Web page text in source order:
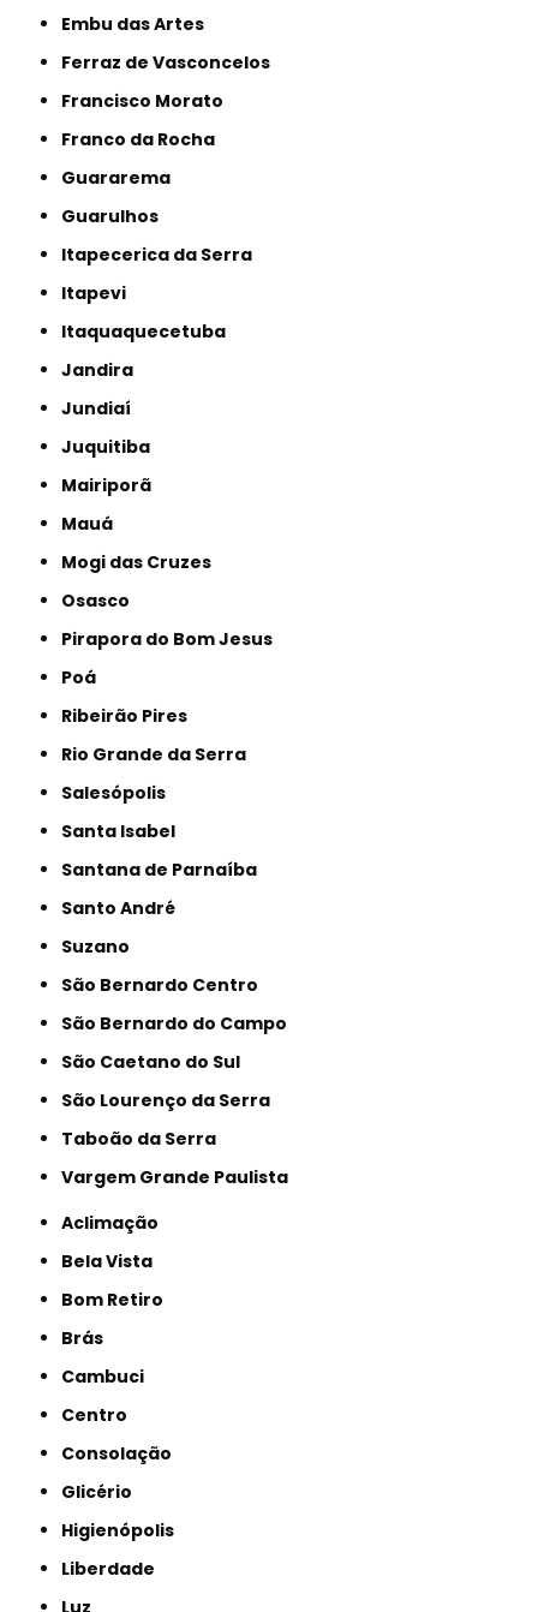
Embu das Artes
Ferraz de Vasconcelos
Francisco Morato
Franco da Rocha
Guararema
Guarulhos
Itapecerica da Serra
Itapevi
Itaquaquecetuba
Jandira
Jundiaí
Juquitiba
Mairiporã
Mauá
Mogi das Cruzes
Osasco
Pirapora do Bom Jesus
Poá
Ribeirão Pires
Rio Grande da Serra
Salesópolis
Santa Isabel
Santana de Parnaíba
Santo André
Suzano
São Bernardo Centro
São Bernardo do Campo
São Caetano do Sul
São Lourenço da Serra
Taboão da Serra
Vargem Grande Paulista
Aclimação
Bela Vista
Bom Retiro
Brás
Cambuci
Centro
Consolação
Glicério
Higienópolis
Liberdade